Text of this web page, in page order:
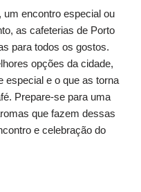
um encontro especial ou
as cafeterias de Porto
para todos os gostos.
opções da cidade,
especial e o que as torna
Prepare-se para uma
que fazem dessas
e celebração do